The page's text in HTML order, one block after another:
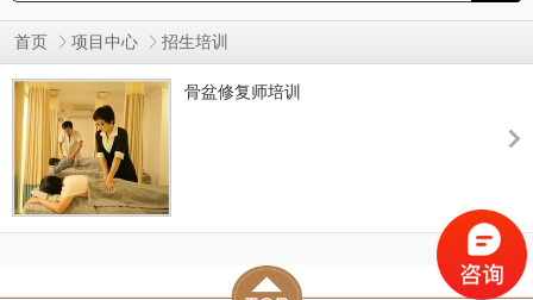
首页 项目中心 招生培训
骨盆修复师培训